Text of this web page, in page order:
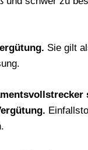
Sie gilt